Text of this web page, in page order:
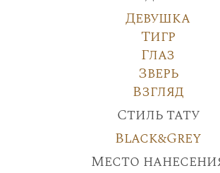
Девушка
Тигр
Глаз
Зверь
Взгляд
Стиль тату
Black&Grey
Место